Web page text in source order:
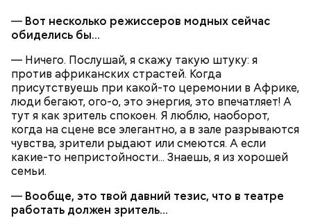
— Вот несколько режиссеров модных сейчас
обиделись бы…
— Ничего. Послушай, я скажу такую штуку: я
против африканских страстей. Когда
присутствуешь при какой-то церемонии в Африке,
люди бегают, ого-о, это энергия, это впечатляет! А
тут я как зритель спокоен. Я люблю, наоборот,
когда на сцене все элегантно, а в зале разрываются
чувства, зрители рыдают или смеются. А если
какие-то непристойности... Знаешь, я из хорошей
семьи.
— Вообще, это твой давний тезис, что в театре
работать должен зритель…
Традиции и приметы
проказы поспешной зимы: «Привезли зиму на
санях до Николы, вот тебе и жданная
оттепель».
1 головка лука репчатого;
соль, зелень укропа и петрушки по вкусу.